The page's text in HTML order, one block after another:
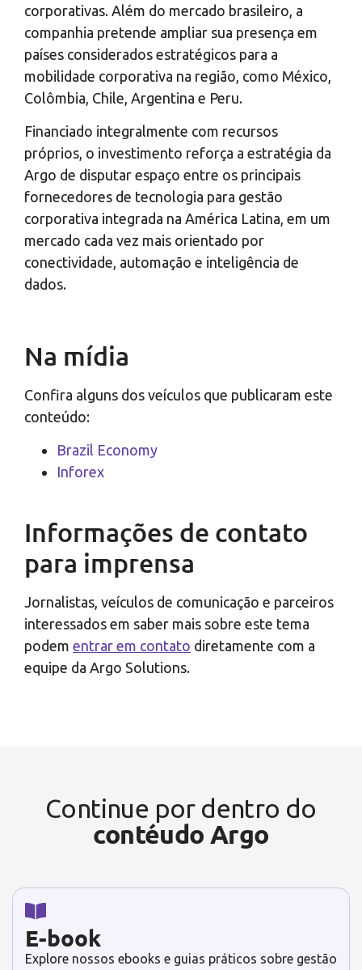
corporativas. Além do mercado brasileiro, a
companhia pretende ampliar sua presença em
países considerados estratégicos para a
mobilidade corporativa na região, como México,
Colômbia, Chile, Argentina e Peru.
Financiado integralmente com recursos
próprios, o investimento reforça a estratégia da
Argo de disputar espaço entre os principais
fornecedores de tecnologia para gestão
corporativa integrada na América Latina, em um
mercado cada vez mais orientado por
conectividade, automação e inteligência de
dados.
Na mídia
Confira alguns dos veículos que publicaram este
conteúdo:
Brazil Economy
Inforex
Informações de contato
para imprensa
Jornalistas, veículos de comunicação e parceiros
interessados em saber mais sobre este tema
podem entrar em contato diretamente com a
equipe da Argo Solutions.
Continue por dentro do
contéudo Argo
E-book
Explore nossos ebooks e guias práticos sobre gestão